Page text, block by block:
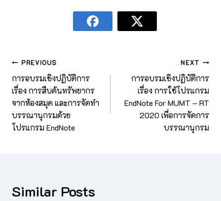
PREVIOUS
การอบรมเชิงปฏิบัติการ
เรื่อง การสืบค้นทรัพยากร
จากห้องสมุด และการจัดทำ
บรรณานุกรมด้วย
โปรแกรม EndNote
NEXT
การอบรมเชิงปฏิบัติการ
เรื่อง การใช้โปรแกรม
EndNote For MUMT – RT
2020 เพื่อการจัดการ
บรรณานุกรม
Similar Posts